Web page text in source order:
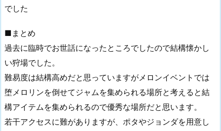
でした
■まとめ
過去に臨時でお世話になったところでしたので結構懐かし
い狩場でした。
難易度は結構高めだと思っていますがメロンイベントでは
堕メロリンを倒せてジャムを集められる場所と考えると結
構アイテムを集められるので優秀な場所だと思います。
若干アクセスに難がありますが、ポタやジョンダを用意し